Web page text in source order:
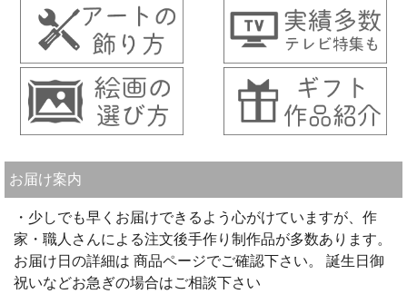
お届け案内
・少しでも早くお届けできるよう心がけていますが、作
家・職人さんによる注文後手作り制作品が多数あります。
お届け日の詳細は 商品ページでご確認下さい。 誕生日御
祝いなどお急ぎの場合はご相談下さい